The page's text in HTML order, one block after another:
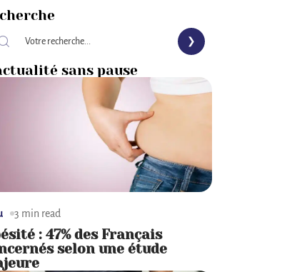
sans pause
3 min read
: 47% des Français
selon une étude